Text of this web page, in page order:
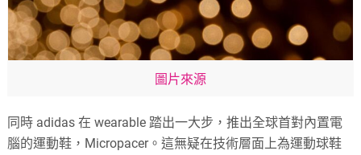
圖片來源
同時 adidas 在 wearable 踏出一大步，推出全球首對內置電
腦的運動鞋，Micropacer。這無疑在技術層面上為運動球鞋